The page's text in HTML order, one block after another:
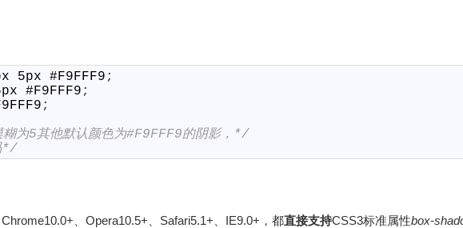
5px #F9FFF9 ;
#F9FFF9 ;
;
为5其他默认颜色为#F9FFF9的阴影，*/
*/
、Opera10.5+、Safari5.1+、IE9.0+，都直接支持CSS3标准属性box-